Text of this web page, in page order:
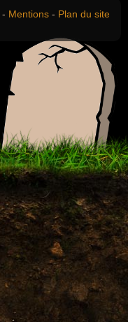
- Mentions - Plan du site